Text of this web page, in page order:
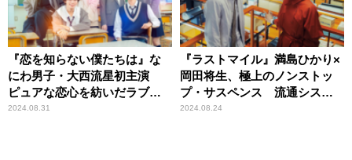
『恋を知らない僕たちは』な
にわ男子・大西流星初主演
ピュアな恋心を紡いだラブス
トーリー
2024.08.31
『ラストマイル』満島ひかり×
岡田将生、極上のノンストッ
プ・サスペンス 流通システ
ムの隠れた謎に迫る
2024.08.24